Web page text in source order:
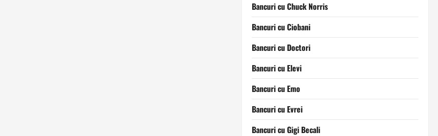
Bancuri cu Chuck Norris
Bancuri cu Ciobani
Bancuri cu Doctori
Bancuri cu Elevi
Bancuri cu Emo
Bancuri cu Evrei
Bancuri cu Gigi Becali